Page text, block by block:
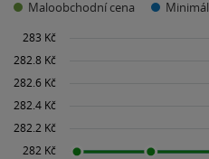
Maloobchodní cena